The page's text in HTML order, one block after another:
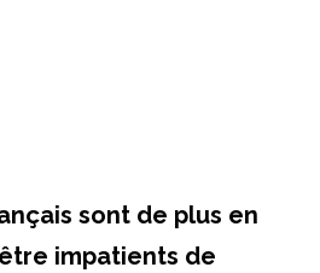
sont de plus en
impatients de